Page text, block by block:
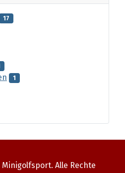
17
1
Alle Rechte